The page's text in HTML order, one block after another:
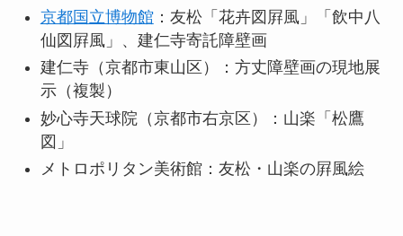
京都国立博物館：友松「花卉図屛風」「飲中八
仙図屛風」、建仁寺寄託障壁画
建仁寺（京都市東山区）：方丈障壁画の現地展
示（複製）
妙心寺天球院（京都市右京区）：山楽「松鷹
図」
メトロポリタン美術館：友松・山楽の屛風絵